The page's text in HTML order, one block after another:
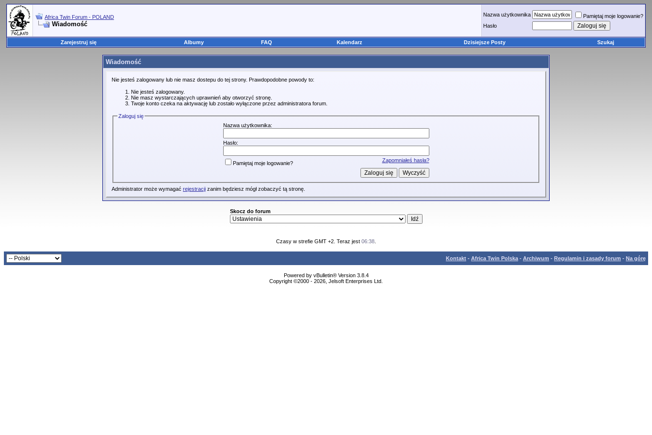
Africa Twin Forum - POLAND
Wiadomość
Nazwa użytkownika
Pamiętaj moje logowanie?
Hasło
Zarejestruj się Albumy FAQ Kalendarz Dzisiejsze Posty Szukaj
Wiadomość
Nie jesteś zalogowany lub nie masz dostepu do tej strony. Prawdopodobne powody to:
Nie jesteś zalogowany.
Nie masz wystarczających uprawnień aby otworzyć stronę.
Twoje konto czeka na aktywację lub zostało wyłączone przez administratora forum.
Zaloguj się
Nazwa użytkownika:
Hasło:
Zapomniałeś hasła?
Pamiętaj moje logowanie?
Administrator może wymagać rejestracji zanim będziesz mógł zobaczyć tą stronę.
Skocz do forum
Czasy w strefie GMT +2. Teraz jest 06:38
Kontakt - Africa Twin Polska - Archiwum - Regulamin i zasady forum - Na górę
Powered by vBulletin® Version 3.8.4
Copyright ©2000 - 2026, Jelsoft Enterprises Ltd.